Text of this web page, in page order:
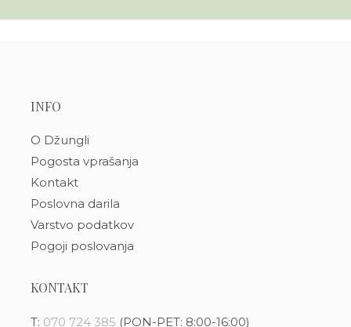
INFO
O Džungli
Pogosta vprašanja
Kontakt
Poslovna darila
Varstvo podatkov
Pogoji poslovanja
KONTAKT
T: 070 724 385 (PON-PET: 8:00-16:00)